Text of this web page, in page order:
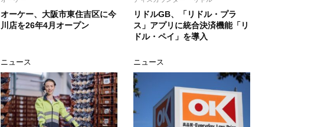
オーケー、大阪市東住吉区に今
川店を26年4月オープン
リドルGB、「リドル・プラ
ス」アプリに統合決済機能「リ
ドル・ペイ」を導入
ニュース ニュース